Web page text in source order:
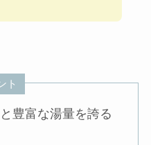
ト
豊富な湯量を誇る